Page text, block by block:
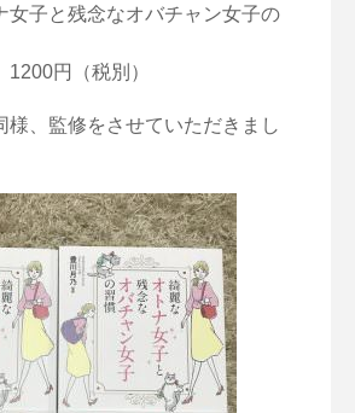
女子と残念なオバチャン女子の
1200円（税別）
様、監修をさせていただきまし